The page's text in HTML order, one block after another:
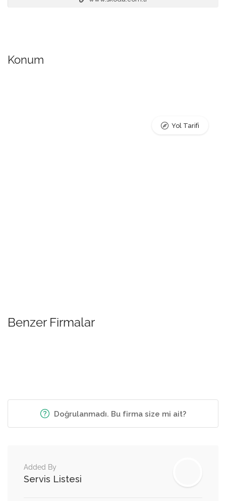
Konum
Yol Tarifi
Benzer Firmalar
Doğrulanmadı. Bu firma size mi ait?
Added By
Servis Listesi